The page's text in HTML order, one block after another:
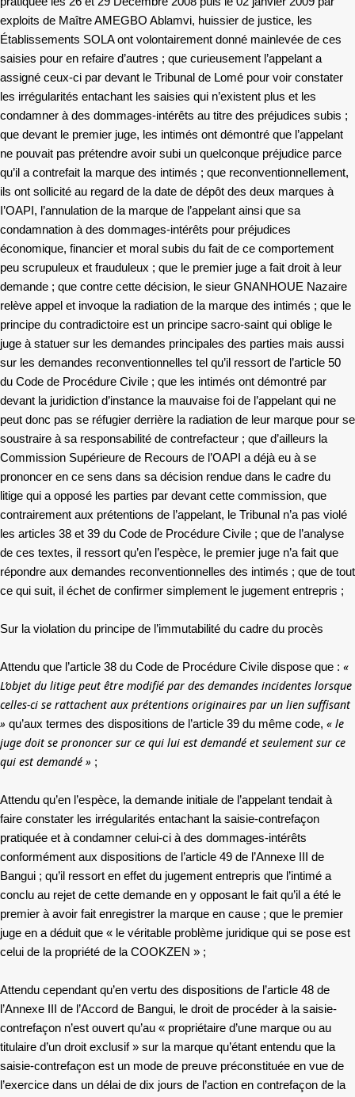
exploits de Maître AMEGBO Ablamvi, huissier de justice, les
Établissements SOLA ont volontairement donné mainlevée de ces
saisies pour en refaire d’autres ; que curieusement l’appelant a
assigné ceux-ci par devant le Tribunal de Lomé pour voir constater
les irrégularités entachant les saisies qui n’existent plus et les
condamner à des dommages-intérêts au titre des préjudices subis ;
que devant le premier juge, les intimés ont démontré que l’appelant
ne pouvait pas prétendre avoir subi un quelconque préjudice parce
qu’il a contrefait la marque des intimés ; que reconventionnellement,
ils ont sollicité au regard de la date de dépôt des deux marques à
I’OAPI, l’annulation de la marque de l’appelant ainsi que sa
condamnation à des dommages-intérêts pour préjudices
économique, financier et moral subis du fait de ce comportement
peu scrupuleux et frauduleux ; que le premier juge a fait droit à leur
demande ; que contre cette décision, le sieur GNANHOUE Nazaire
relève appel et invoque la radiation de la marque des intimés ; que le
principe du contradictoire est un principe sacro-saint qui oblige le
juge à statuer sur les demandes principales des parties mais aussi
sur les demandes reconventionnelles tel qu’il ressort de l’article 50
du Code de Procédure Civile ; que les intimés ont démontré par
devant la juridiction d’instance la mauvaise foi de l’appelant qui ne
peut donc pas se réfugier derrière la radiation de leur marque pour se
soustraire à sa responsabilité de contrefacteur ; que d’ailleurs la
Commission Supérieure de Recours de l’OAPI a déjà eu à se
prononcer en ce sens dans sa décision rendue dans le cadre du
litige qui a opposé les parties par devant cette commission, que
contrairement aux prétentions de l’appelant, le Tribunal n’a pas violé
les articles 38 et 39 du Code de Procédure Civile ; que de l’analyse
de ces textes, il ressort qu’en l’espèce, le premier juge n’a fait que
répondre aux demandes reconventionnelles des intimés ; que de tout
ce qui suit, il échet de confirmer simplement le jugement entrepris ;
Sur la violation du principe de l’immutabilité du cadre du procès
Attendu que l’article 38 du Code de Procédure Civile dispose que : «
L’objet du litige peut être modifié par des demandes incidentes lorsque
celles-ci se rattachent aux prétentions originaires par un lien suffisant
» qu’aux termes des dispositions de l’article 39 du même code, « le
juge doit se prononcer sur ce qui lui est demandé et seulement sur ce
qui est demandé » ;
Attendu qu’en l’espèce, la demande initiale de l’appelant tendait à
faire constater les irrégularités entachant la saisie-contrefaçon
pratiquée et à condamner celui-ci à des dommages-intérêts
conformément aux dispositions de l’article 49 de l’Annexe III de
Bangui ; qu’il ressort en effet du jugement entrepris que l’intimé a
conclu au rejet de cette demande en y opposant le fait qu’il a été le
premier à avoir fait enregistrer la marque en cause ; que le premier
juge en a déduit que « le véritable problème juridique qui se pose est
celui de la propriété de la COOKZEN » ;
Attendu cependant qu’en vertu des dispositions de l’article 48 de
l’Annexe III de l’Accord de Bangui, le droit de procéder à la saisie-
contrefaçon n’est ouvert qu’au « propriétaire d’une marque ou au
titulaire d’un droit exclusif » sur la marque qu’étant entendu que la
saisie-contrefaçon est un mode de preuve préconstituée en vue de
l’exercice dans un délai de dix jours de l’action en contrefaçon de la